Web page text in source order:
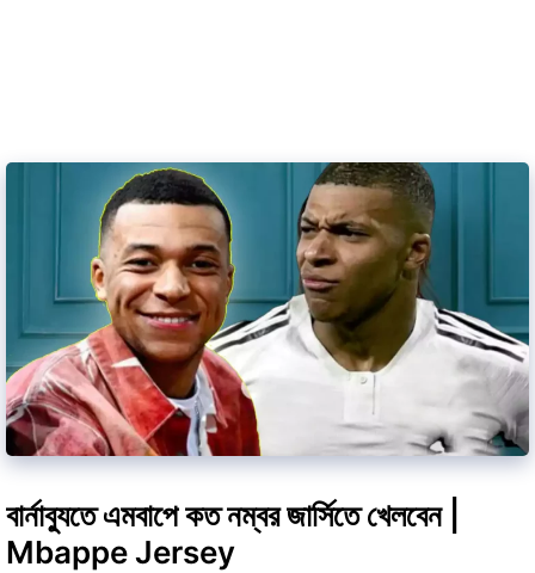
বার্নাব্যুতে এমবাপে কত নম্বর জার্সিতে খেলবেন |
Mbappe Jersey